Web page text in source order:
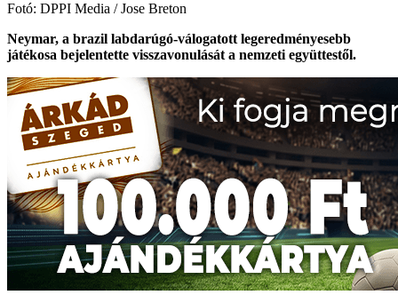
Fotó: DPPI Media / Jose Breton
Neymar, a brazil labdarúgó-válogatott legeredményesebb
játékosa bejelentette visszavonulását a nemzeti együttestől.